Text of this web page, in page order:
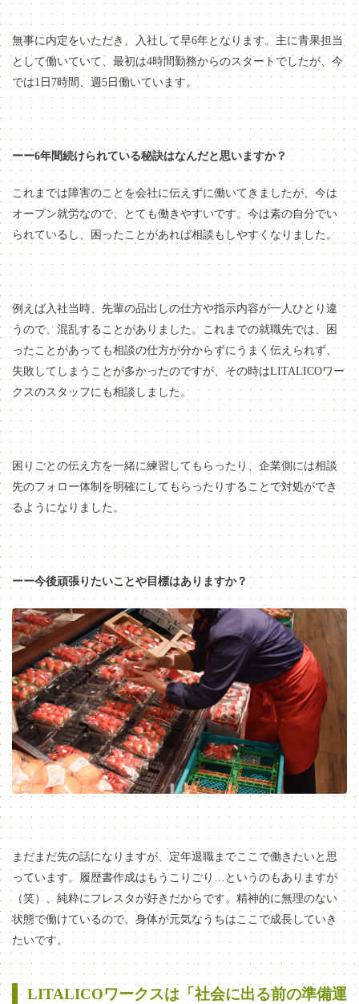
無事に内定をいただき、入社して早6年となります。主に青果担当
として働いていて、最初は4時間勤務からのスタートでしたが、今
では1日7時間、週5日働いています。
ーー6年間続けられている秘訣はなんだと思いますか？
これまでは障害のことを会社に伝えずに働いてきましたが、今は
オープン就労なので、とても働きやすいです。今は素の自分でい
られているし、困ったことがあれば相談もしやすくなりました。
例えば入社当時、先輩の品出しの仕方や指示内容が一人ひとり違
うので、混乱することがありました。これまでの就職先では、困
ったことがあっても相談の仕方が分からずにうまく伝えられず、
失敗してしまうことが多かったのですが、その時はLITALICOワー
クスのスタッフにも相談しました。
困りごとの伝え方を一緒に練習してもらったり、企業側には相談
先のフォロー体制を明確にしてもらったりすることで対処ができ
るようになりました。
ーー今後頑張りたいことや目標はありますか？
まだまだ先の話になりますが、定年退職までここで働きたいと思
っています。履歴書作成はもうこりごり…というのもありますが
（笑）、純粋にフレスタが好きだからです。精神的に無理のない
状態で働けているので、身体が元気なうちはここで成長していき
たいです。
LITALICOワークスは「社会に出る前の準備運